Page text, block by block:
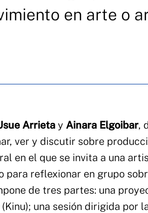
en arte o
Arrieta y Ainara Elgoibar,
ver y discutir sobre
en el que se invita a una
para reflexionar en grupo
de tres partes: una
una sesión dirigida por